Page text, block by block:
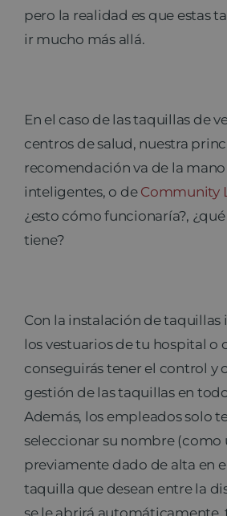
pero la realidad es que estas
ir mucho más allá.
En el caso de las taquillas de
centros de salud, nuestra
recomendación va de la
inteligentes, o de Community
¿esto cómo funcionaría?,
tiene?
Con la instalación de taquillas
los vestuarios de tu hospital o
conseguirás tener el control y
gestión de las taquillas en
Además, los empleados solo
seleccionar su nombre (como
previamente dado de alta en
taquilla que desean entre la
se le abrirá